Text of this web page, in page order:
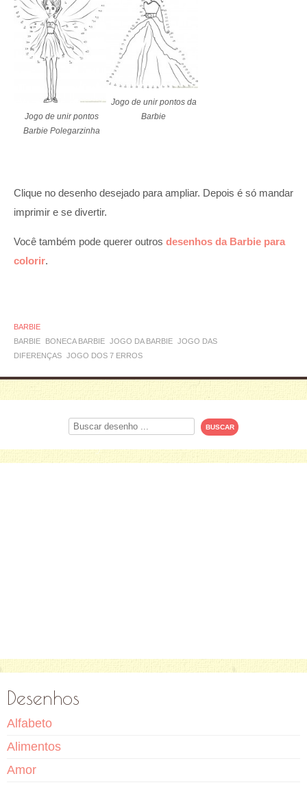
Jogo de unir pontos
Barbie Polegarzinha
Jogo de unir pontos da
Barbie
Clique no desenho desejado para ampliar. Depois é só mandar
imprimir e se divertir.
Você também pode querer outros desenhos da Barbie para
colorir.
BARBIE
BARBIE
BONECA BARBIE JOGO DA BARBIE JOGO DAS
DIFERENÇAS JOGO DOS 7 ERROS
Procurar
Desenhos
Alfabeto
Alimentos
Amor